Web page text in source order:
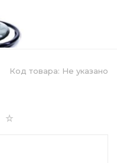
Код товара: Не указано